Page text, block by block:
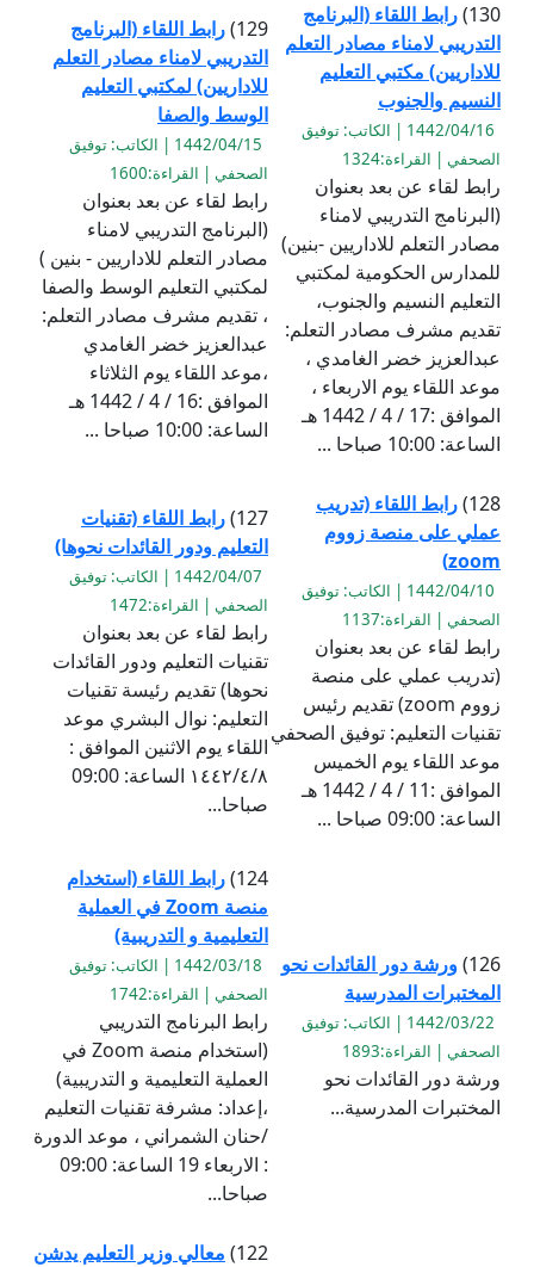
130) رابط اللقاء (البرنامج
التدريبي لامناء مصادر التعلم
للاداريين) مكتبي التعليم
النسيم والجنوب
1442/04/16 | الكاتب: توفيق
الصحفي | القراءة:1324
رابط لقاء عن بعد بعنوان
(البرنامج التدريبي لامناء
مصادر التعلم للاداريين -بنين)
للمدارس الحكومية لمكتبي
التعليم النسيم والجنوب،
تقديم مشرف مصادر التعلم:
عبدالعزيز خضر الغامدي ،
موعد اللقاء يوم الاربعاء ،
الموافق :17 / 4 / 1442 هـ
الساعة: 10:00 صباحا ...
129) رابط اللقاء (البرنامج
التدريبي لامناء مصادر التعلم
للاداريين) لمكتبي التعليم
الوسط والصفا
1442/04/15 | الكاتب: توفيق
الصحفي | القراءة:1600
رابط لقاء عن بعد بعنوان
(البرنامج التدريبي لامناء
مصادر التعلم للاداريين - بنين )
لمكتبي التعليم الوسط والصفا
، تقديم مشرف مصادر التعلم:
عبدالعزيز خضر الغامدي
،موعد اللقاء يوم الثلاثاء
الموافق :16 / 4 / 1442 هـ
الساعة: 10:00 صباحا ...
128) رابط اللقاء (تدريب
عملي على منصة زووم
zoom)
1442/04/10 | الكاتب: توفيق
الصحفي | القراءة:1137
رابط لقاء عن بعد بعنوان
(تدريب عملي على منصة
زووم zoom) تقديم رئيس
تقنيات التعليم: توفيق الصحفي
موعد اللقاء يوم الخميس
الموافق :11 / 4 / 1442 هـ
الساعة: 09:00 صباحا ...
127) رابط اللقاء (تقنيات
التعليم ودور القائدات نحوها)
1442/04/07 | الكاتب: توفيق
الصحفي | القراءة:1472
رابط لقاء عن بعد بعنوان
تقنيات التعليم ودور القائدات
نحوها) تقديم رئيسة تقنيات
التعليم: نوال البشري موعد
اللقاء يوم الاثنين الموافق :
١٤٤٢/٤/٨ الساعة: 09:00
صباحا...
126) ورشة دور القائدات نحو
المختبرات المدرسية
1442/03/22 | الكاتب: توفيق
الصحفي | القراءة:1893
ورشة دور القائدات نحو
المختبرات المدرسية...
124) رابط اللقاء (استخدام
منصة Zoom في العملية
التعليمية و التدريبية)
1442/03/18 | الكاتب: توفيق
الصحفي | القراءة:1742
رابط البرنامج التدريبي
(استخدام منصة Zoom في
العملية التعليمية و التدريبية)
،إعداد: مشرفة تقنيات التعليم
/حنان الشمراني ، موعد الدورة
: الاربعاء 19 الساعة: 09:00
صباحا...
122) معالي وزير التعليم يدشن